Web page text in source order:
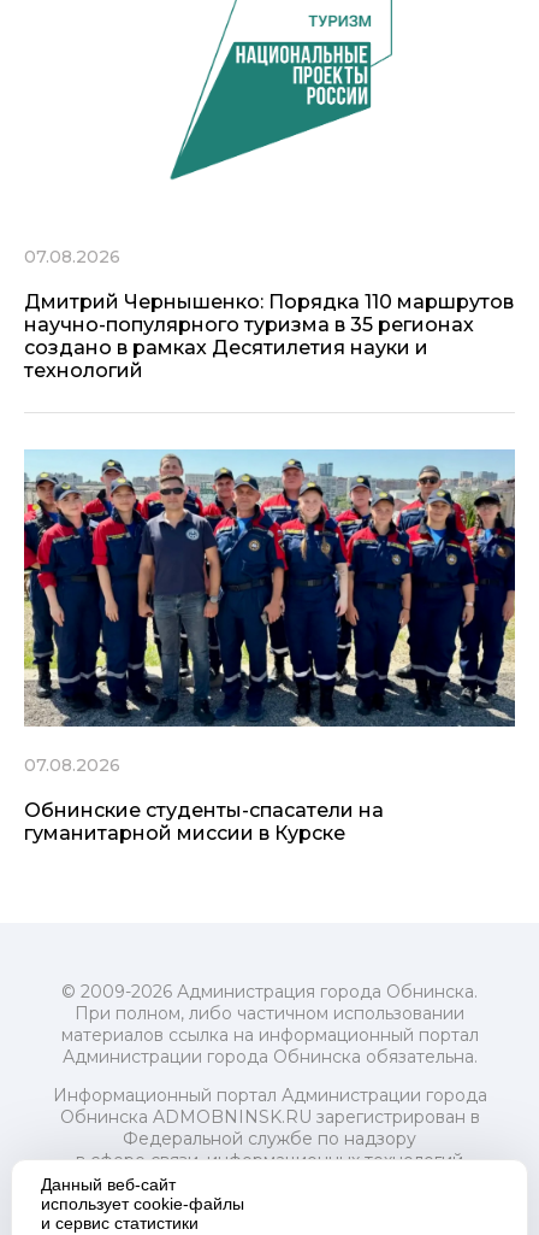
07.08.2026
Дмитрий Чернышенко: Порядка 110 маршрутов
научно-популярного туризма в 35 регионах
создано в рамках Десятилетия науки и
технологий
07.08.2026
Обнинские студенты-спасатели на
гуманитарной миссии в Курске
© 2009-2026 Администрация города Обнинска.
При полном, либо частичном использовании
материалов ссылка на информационный портал
Администрации города Обнинска обязательна.
Информационный портал Администрации города
Обнинска ADMOBNINSK.RU зарегистрирован в
Федеральной службе по надзору
в сфере связи, информационных технологий
и массовых коммуникаций (Роскомнадзор) 24 июля
2018 года.
Свидетельство о регистрации Эл № ФС77-73321
Данный веб-сайт
использует cookie-файлы
и сервис статистики